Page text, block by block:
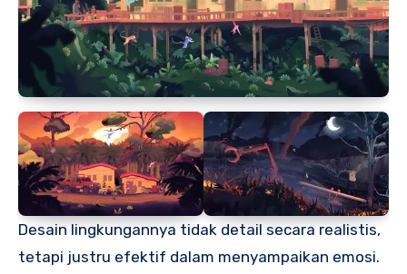
Desain lingkungannya tidak detail secara realistis,
tetapi justru efektif dalam menyampaikan emosi.